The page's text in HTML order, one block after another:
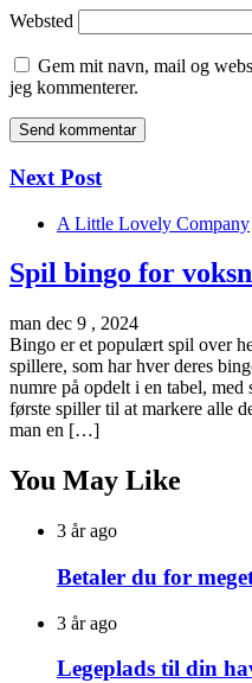
Websted
Gem mit navn, mail og
jeg kommenterer.
Next Post
A Little Lovely Company
Spil bingo for
man dec 9 , 2024
Bingo er et populært spil over
spillere, som har hver deres
numre på opdelt i en tabel,
første spiller til at markere alle
man en […]
You May Like
3 år ago
Betaler du for
3 år ago
Legeplads til din